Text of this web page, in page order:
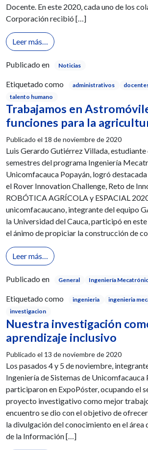
Docente. En este 2020, cada uno de los
Corporación recibió […]
Leer más… from Reconocimos nuestro
Publicado en Noticias
Etiquetado como administrativos
talento humano
Trabajamos en
funciones para la
Publicado el 18 de noviembre de 2020
Luis Gerardo Gutiérrez Villada, estudiante
semestres del programa Ingeniería
Unicomfacauca Popayán, logró
el Rover Innovation Challenge, Reto de
ROBÓTICA AGRÍCOLA y ESPACIAL
unicomfacaucano, integrante del equipo
la Universidad del Cauca, participó en
el ánimo de propiciar la construcción de
Leer más… from Trabajamos en
Publicado en General Ingeniería
Etiquetado como ingenieria
ingenieria
investigacion
Nuestra investigación
aprendizaje inclusivo
Publicado el 13 de noviembre de 2020
Los pasados 4 y 5 de noviembre,
Ingeniería de Sistemas de Unicomfacauca
participaron en ExpoPóster, ocupando el
proyecto investigativo como mejor
encuentro se dio con el objetivo de
la divulgación del conocimiento en el área
de la Información […]